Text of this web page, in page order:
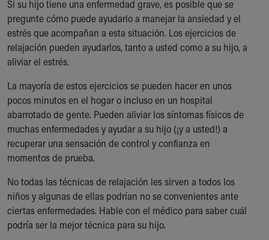
Ronald McDonald House Care Mobile
Health Centers
Symptom Checker
Financial Services
Price Estimates
Family Supports
Sports Health Services Provider for Akron Zips
New Parents
Find a Pediatrics Location
Find a Pediatrician
MyChart
Make an Appointment
Breastfeeding Medicine
Child Passenger Safety
Safe Sleep for Babies
Safe Sleep
Si su hijo tiene una enfermedad grave, es posible que se
pregunte cómo puede ayudarlo a manejar la ansiedad y el
estrés que acompañan a esta situación. Los ejercicios de
relajación pueden ayudarlos, tanto a usted como a su hijo, a
aliviar el estrés.
La mayoría de estos ejercicios se pueden hacer en unos
pocos minutos en el hogar o incluso en un hospital
abarrotado de gente. Pueden aliviar los síntomas físicos de
muchas enfermedades y ayudar a su hijo (¡y a usted!) a
recuperar una sensación de control y confianza en
momentos de prueba.
No todas las técnicas de relajación les sirven a todos los
niños y algunas de ellas podrían no se convenientes ante
ciertas enfermedades. Hable con el médico para saber cuál
podría ser la mejor técnica para su hijo.